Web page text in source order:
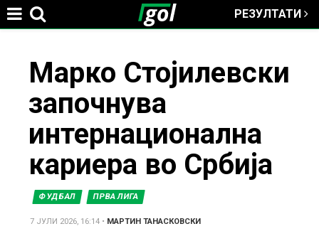
РЕЗУЛТАТИ
here
Марко Стојилевски
започнува
интернационална
кариера во Србија
ФУДБАЛ ПРВА ЛИГА
7 ЈУЛИ 2026, 16:14 • МАРТИН ТАНАСКОВСКИ